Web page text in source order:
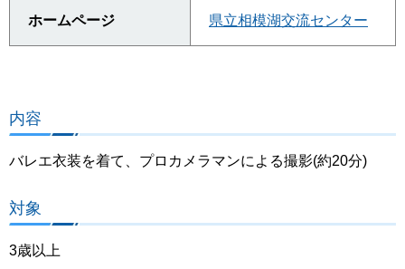
ホームページ 県立相模湖交流センター
内容
バレエ衣装を着て、プロカメラマンによる撮影(約20分)
対象
3歳以上